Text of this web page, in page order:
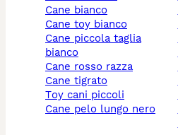
cane bianco
cane toy bianco
cane piccola taglia
bianco
cane rosso razza
cane tigrato
toy cani piccoli
cane pelo lungo nero